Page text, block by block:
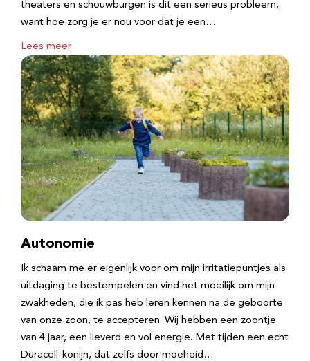
theaters en schouwburgen is dit een serieus probleem,
want hoe zorg je er nou voor dat je een…
Lees meer
Autonomie
Ik schaam me er eigenlijk voor om mijn irritatiepuntjes als
uitdaging te bestempelen en vind het moeilijk om mijn
zwakheden, die ik pas heb leren kennen na de geboorte
van onze zoon, te accepteren. Wij hebben een zoontje
van 4 jaar, een lieverd en vol energie. Met tijden een echt
Duracell-konijn, dat zelfs door moeheid…